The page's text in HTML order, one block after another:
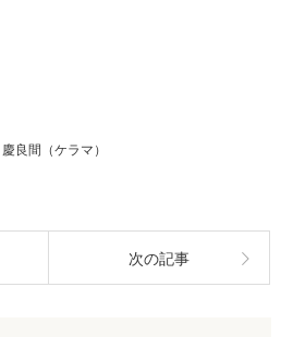
慶良間（ケラマ）
次の記事